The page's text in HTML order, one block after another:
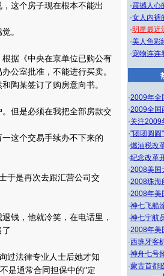
这个房子现在根本不能出
。
据《中央在京单位已购公有
公室批准，不能进行买卖。
陶某签订了购房意向书。
但是必须在我把全部房款交
这个交易手续办不下来的
是再次去跟汇营公司交
钱，他就冷笑，在电话里，
法律专业人士后她才知
是通常合同担保中的"定
·震撼人心
·女人内裤
·明星最近
·美人鱼彩
·宠物连连
·2009年全
·2009全国
·关注2009
·"团团圆圆
·燃油税改
·纪念改革
·2008美国
·2008珠海
·2008年美
·神七飞船
·神七宇航
·2008年美
·西班牙客
·神舟七号
·蒙古首都